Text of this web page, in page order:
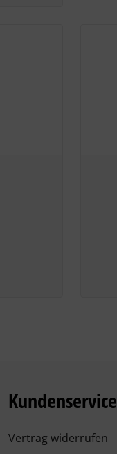
Kundenservice
Vertrag widerrufen